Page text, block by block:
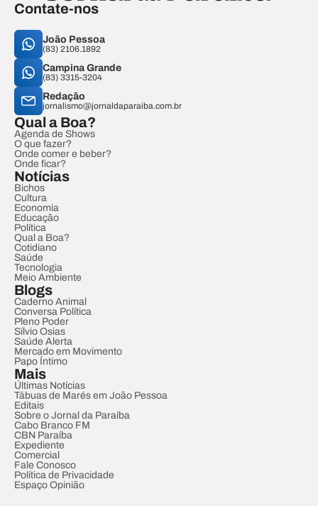
Contate-nos
João Pessoa
(83) 2106.1892
Campina Grande
(83) 3315-3204
Redação
jornalismo@jornaldaparaiba.com.br
Qual a Boa?
Agenda de Shows
O que fazer?
Onde comer e beber?
Onde ficar?
Notícias
Bichos
Cultura
Economia
Educação
Política
Qual a Boa?
Cotidiano
Saúde
Tecnologia
Meio Ambiente
Blogs
Caderno Animal
Conversa Política
Pleno Poder
Sílvio Osias
Saúde Alerta
Mercado em Movimento
Papo Íntimo
Mais
Últimas Notícias
Tábuas de Marés em João Pessoa
Editais
Sobre o Jornal da Paraíba
Cabo Branco FM
CBN Paraíba
Expediente
Comercial
Fale Conosco
Política de Privacidade
Espaço Opinião